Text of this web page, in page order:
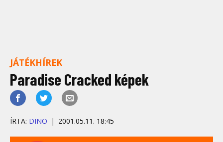
JÁTÉKHÍREK
Paradise Cracked képek
ÍRTA: DINO 2001.05.11. 18:45